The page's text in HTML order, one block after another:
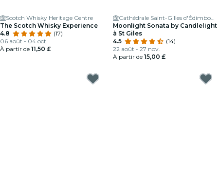
Scotch Whisky Heritage Centre
The Scotch Whisky Experience
4.8
(17)
06 août - 04 oct.
À partir de 11,50 £
Cathédrale Saint-Gilles d'Édimbourg
Moonlight Sonata by Candlelight
à St Giles
4.5
(14)
22 août - 27 nov.
À partir de 15,00 £